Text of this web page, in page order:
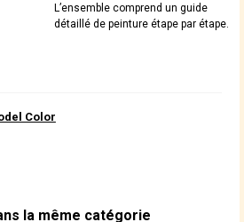
L’ensemble comprend un guide
détaillé de peinture étape par étape.
Color
la même catégorie